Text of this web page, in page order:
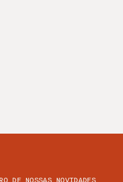
DE NOSSAS NOVIDADES